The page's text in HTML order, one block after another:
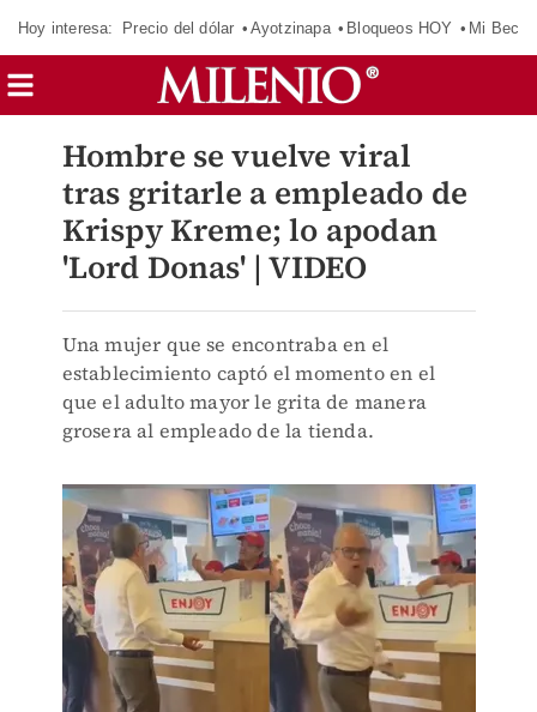
Hoy interesa: Precio del dólar Ayotzinapa Bloqueos HOY Mi Beca
Hombre se vuelve viral
tras gritarle a empleado de
Krispy Kreme; lo apodan
'Lord Donas' | VIDEO
Una mujer que se encontraba en el
establecimiento captó el momento en el
que el adulto mayor le grita de manera
grosera al empleado de la tienda.